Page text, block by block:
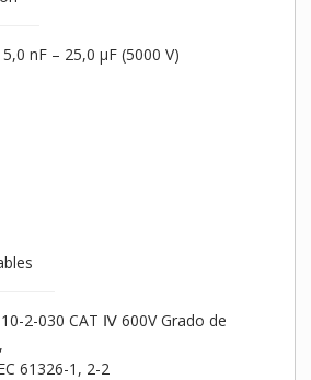
nF – 25,0 µF (5000 V)
2-030 CAT Ⅳ 600V Grado de
61326-1, 2-2